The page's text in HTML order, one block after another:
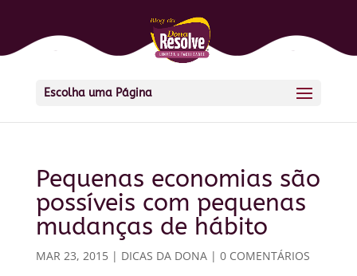
Escolha uma Página
Pequenas economias são
possíveis com pequenas
mudanças de hábito
MAR 23, 2015| DICAS DA DONA| 0 COMENTÁRIOS